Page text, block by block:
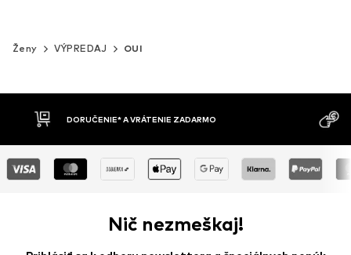
Ženy VÝPREDAJ OUI
DOBIERKA
MOŽNOSŤ
Nič nezmeškaj!